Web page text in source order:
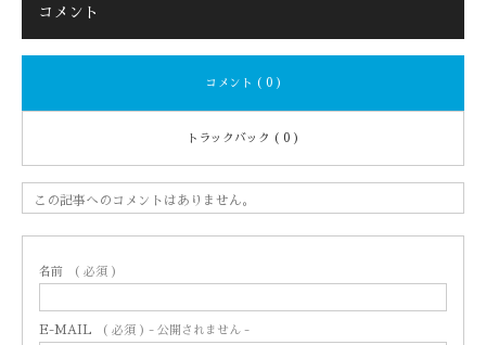
コメント
コメント ( 0 )
トラックバック ( 0 )
この記事へのコメントはありません。
名前 ( 必須 )
E-MAIL ( 必須 ) - 公開されません -